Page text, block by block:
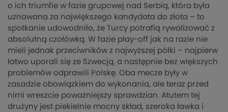
o ich triumfie w fazie grupowej nad Serbią, która była
uznawana za największego kandydata do złota – to
spotkanie udowodniło, że Turcy potrafią rywalizować z
absolutną czołówką. W fazie play-off jak na razie nie
mieli jednak przeciwników z najwyższej półki – najpierw
łatwo uporali się ze Szwecją, a następnie bez większych
problemów odprawili Polskę. Oba mecze były w
zasadzie obowiązkiem do wykonania, ale teraz przed
nimi wreszcie poważniejszy sprawdzian. Atutem tej
drużyny jest piekielnie mocny skład, szeroka ławka i